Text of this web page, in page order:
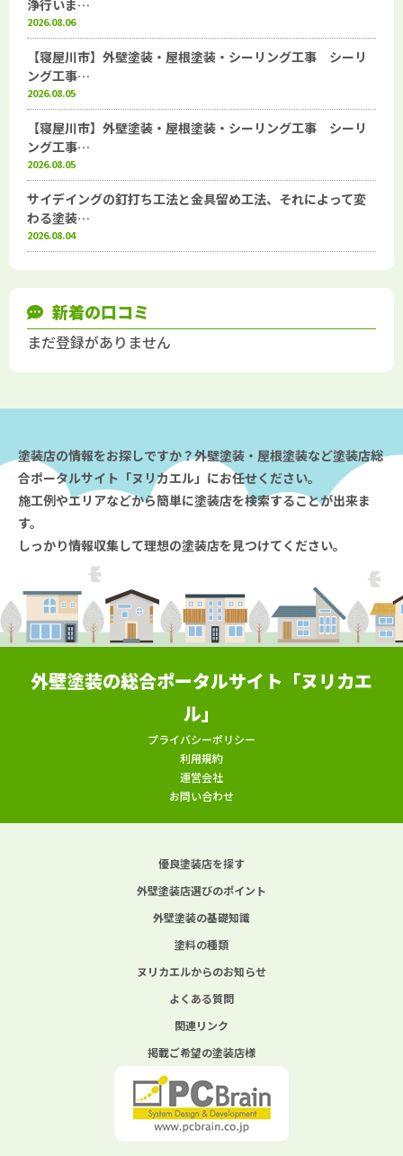
浄行いま…
2026.08.06
【寝屋川市】外壁塗装・屋根塗装・シーリング工事 シーリ
ング工事…
2026.08.05
【寝屋川市】外壁塗装・屋根塗装・シーリング工事 シーリ
ング工事…
2026.08.05
サイデイングの釘打ち工法と金具留め工法、それによって変
わる塗装…
2026.08.04
新着の口コミ
まだ登録がありません
塗装店の情報をお探しですか？外壁塗装・屋根塗装など塗装店総
合ポータルサイト「ヌリカエル」にお任せください。
施工例やエリアなどから簡単に塗装店を検索することが出来ま
す。
しっかり情報収集して理想の塗装店を見つけてください。
外壁塗装の総合ポータルサイト「ヌリカエ
ル」
プライバシーポリシー
利用規約
運営会社
お問い合わせ
優良塗装店を探す
外壁塗装店選びのポイント
外壁塗装の基礎知識
塗料の種類
ヌリカエルからのお知らせ
よくある質問
関連リンク
掲載ご希望の塗装店様